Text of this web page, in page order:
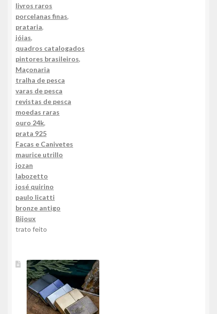
livros raros
porcelanas finas,
prataria,
jóias,
quadros catalogados
pintores brasileiros,
Maçonaria
tralha de pesca
varas de pesca
revistas de pesca
moedas raras
ouro 24k,
prata 925
Facas e Canivetes
maurice utrillo
jozan
labozetto
josé quirino
paulo licatti
bronze antigo
Bijoux
trato feito